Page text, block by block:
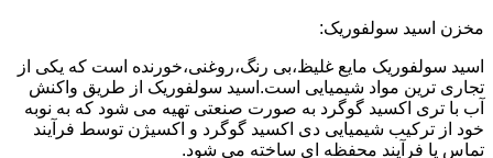
مخزن اسید سولفوریک:
اسید سولفوریک مایع غلیظ،بی رنگ،روغنی،خورنده است که یکی از
تجاری ترین مواد شیمیایی است.اسید سولفوریک از طریق واکنش
آب با تری اکسید گوگرد به صورت صنعتی تهیه می شود که به نوبه
خود از ترکیب شیمیایی دی اکسید گوگرد و اکسیژن توسط فرآیند
تماس یا فرآیند محفظه ای ساخته می شود.